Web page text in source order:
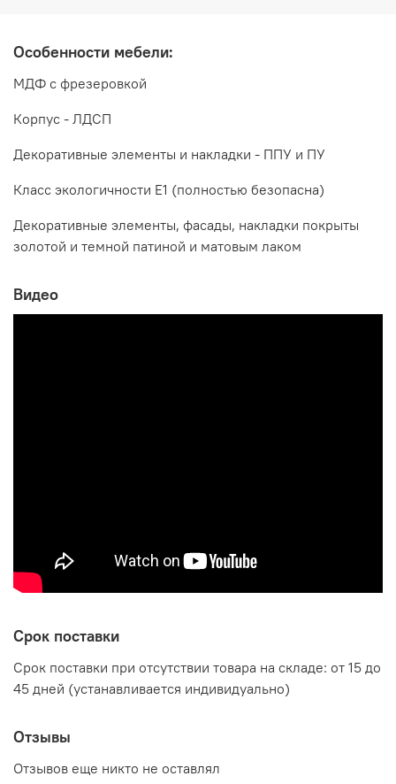
Особенности мебели:
МДФ с фрезеровкой
Корпус - ЛДСП
Декоративные элементы и накладки - ППУ и ПУ
Класс экологичности Е1 (полностью безопасна)
Декоративные элементы, фасады, накладки покрыты
золотой и темной патиной и матовым лаком
Видео
Срок поставки
Срок поставки при отсутствии товара на складе: от 15 до
45 дней (устанавливается индивидуально)
Отзывы
Отзывов еще никто не оставлял